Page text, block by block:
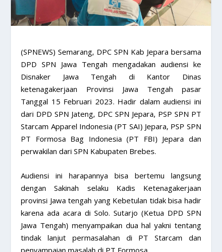
(SPNEWS) Semarang, DPC SPN Kab Jepara bersama
DPD SPN Jawa Tengah mengadakan audiensi ke
Disnaker Jawa Tengah di Kantor Dinas
ketenagakerjaan Provinsi Jawa Tengah pasar
Tanggal 15 Februari 2023. Hadir dalam audiensi ini
dari DPD SPN Jateng, DPC SPN Jepara, PSP SPN PT
Starcam Apparel Indonesia (PT SAI) Jepara, PSP SPN
PT Formosa Bag Indonesia (PT FBI) Jepara dan
perwakilan dari SPN Kabupaten Brebes.
Audiensi ini harapannya bisa bertemu langsung
dengan Sakinah selaku Kadis Ketenagakerjaan
provinsi Jawa tengah yang Kebetulan tidak bisa hadir
karena ada acara di Solo. Sutarjo (Ketua DPD SPN
Jawa Tengah) menyampaikan dua hal yakni tentang
tindak lanjut permasalahan di PT Starcam dan
penyampaian masalah di PT Formosa.